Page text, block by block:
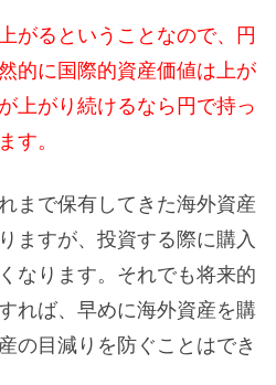
がるということなので、円
的に国際的資産価値は上が
上がり続けるなら円で持っ
す。
まで保有してきた海外資産
ますが、投資する際に購入
なります。それでも将来的
れば、早めに海外資産を購
の目減りを防ぐことはでき